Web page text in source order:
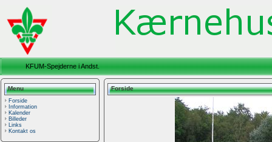
KFUM-Spejderne i Andst.
Menu
Forside
Information
Kalender
Billeder
Links
Kontakt os
Forside